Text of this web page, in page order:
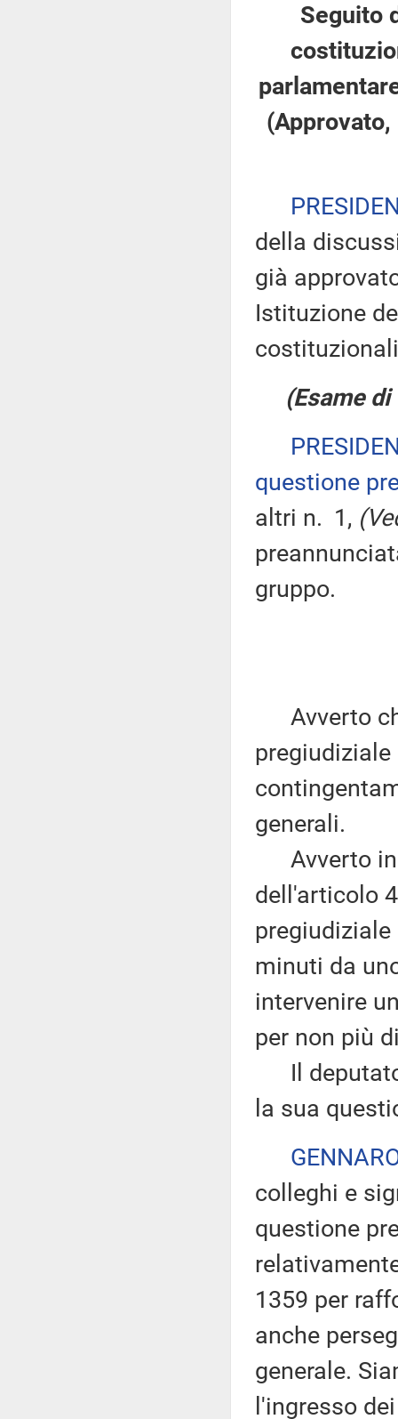
Seguito
della
già
Istituzione
(Esame
questione
altri n. 1,
gruppo.
Avverto
generali.
Avverto
dell'articolo
minuti da
intervenire
per non più
Il deputato
la sua
colleghi e
questione
1359 per
anche
generale.
l'ingresso